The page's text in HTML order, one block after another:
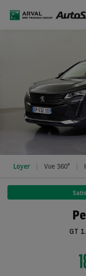
Voir toutes
Loyer Vue 360°
GT